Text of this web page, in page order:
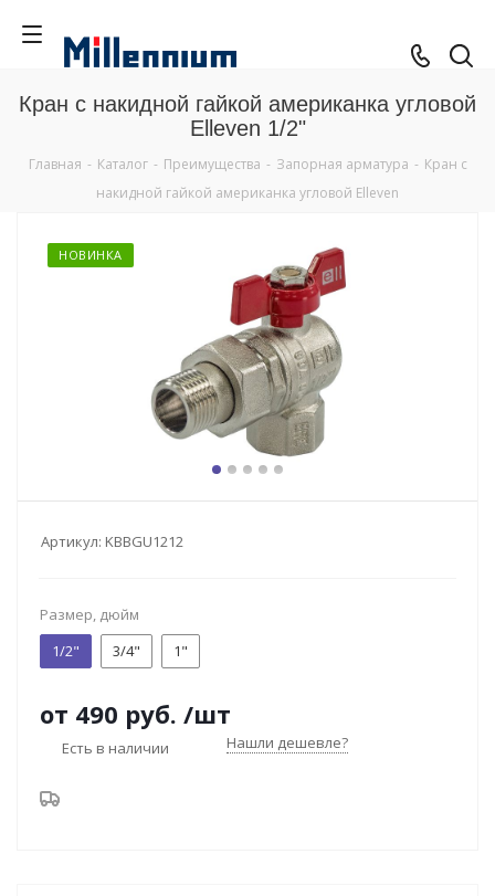
Кран с накидной гайкой американка угловой
Elleven 1/2"
Главная - Каталог - Преимущества - Запорная арматура - Кран с
накидной гайкой американка угловой Elleven
НОВИНКА
Артикул: KBBGU1212
Размер, дюйм
1/2"
3/4" 1"
от 490 руб. /шт
Есть в наличии Нашли дешевле?